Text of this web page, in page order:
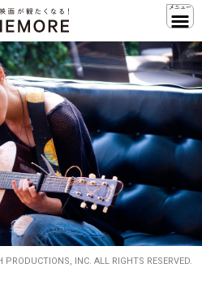
PRODUCTIONS, INC. ALL RIGHTS RESERVED.